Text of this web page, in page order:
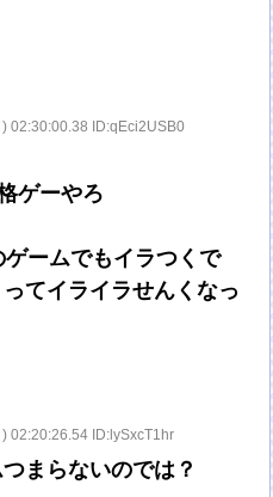
02:30:00.38 ID:qEci2USB0
ゲーやろ
ームでもイラつくで
てイライラせんくなっ
02:20:26.54 ID:lySxcT1hr
まらないのでは？